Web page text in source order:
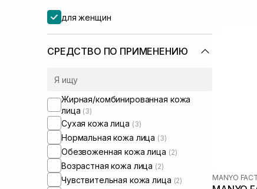
для женщин
СРЕДСТВО ПО ПРИМЕНЕНИЮ
Жирная/комбинированная кожа
лица (3)
Сухая кожа лица (3)
Нормальная кожа лица (3)
Обезвоженная кожа лица (2)
Возрастная кожа лица (2)
Чувствительная кожа лица (2) MANYO